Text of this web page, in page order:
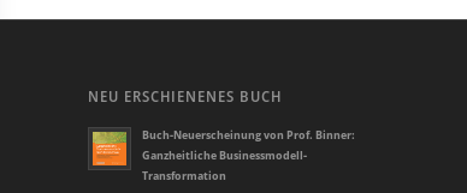
NEU ERSCHIENENES BUCH
Buch-Neuerscheinung von Prof. Binner:
Ganzheitliche Businessmodell-
Transformation